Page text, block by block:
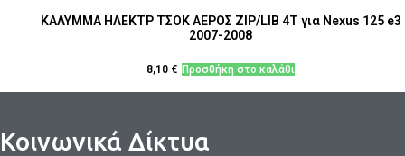
ΚΑΛΥΜΜΑ ΗΛΕΚΤΡ ΤΣΟΚ ΑΕΡΟΣ ZIP/LIB 4T για Nexus 125 e3
2007-2008
8,10 € Προσθήκη στο καλάθι
Κοινωνικά Δίκτυα